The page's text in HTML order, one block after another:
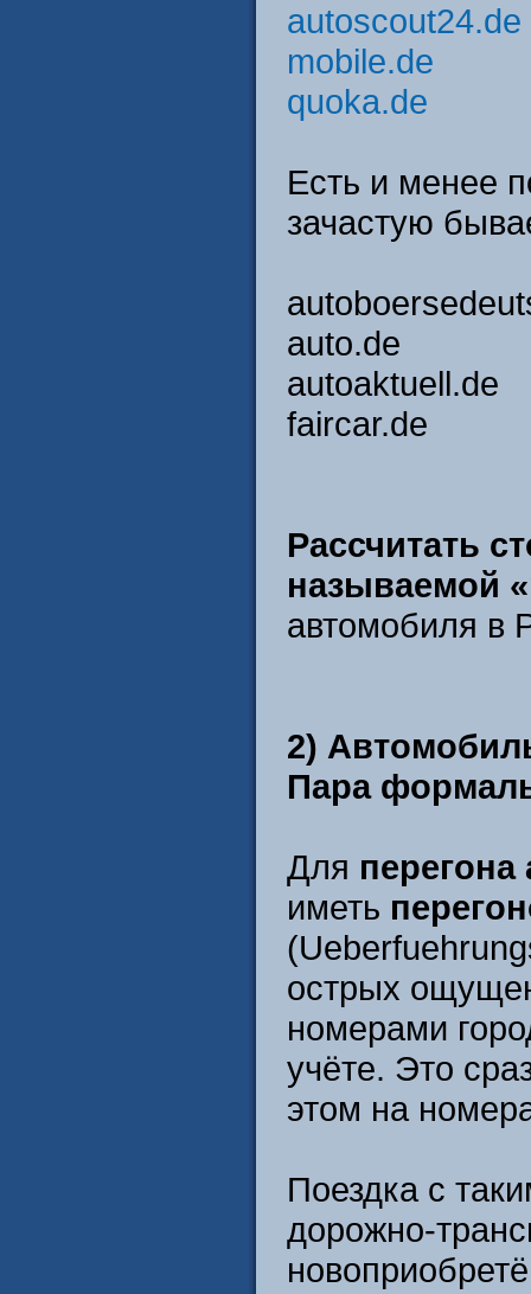
autoscout24.de
mobile.de
quoka.de
Есть и менее
зачастую
auto.de
autoaktuell.de
faircar.de
Рассчитать
называемой
автомобиля в
2)
Пара
Для
иметь
острых
номерами
учёте. Это
этом на
Поездка с
дорожно-